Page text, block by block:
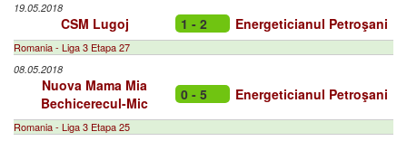
19.05.2018
CSM Lugoj 1 - 2 Energeticianul Petroşani
Romania - Liga 3 Etapa 27
08.05.2018
Nuova Mama Mia
Bechicerecul-Mic
0 - 5 Energeticianul Petroşani
Romania - Liga 3 Etapa 25